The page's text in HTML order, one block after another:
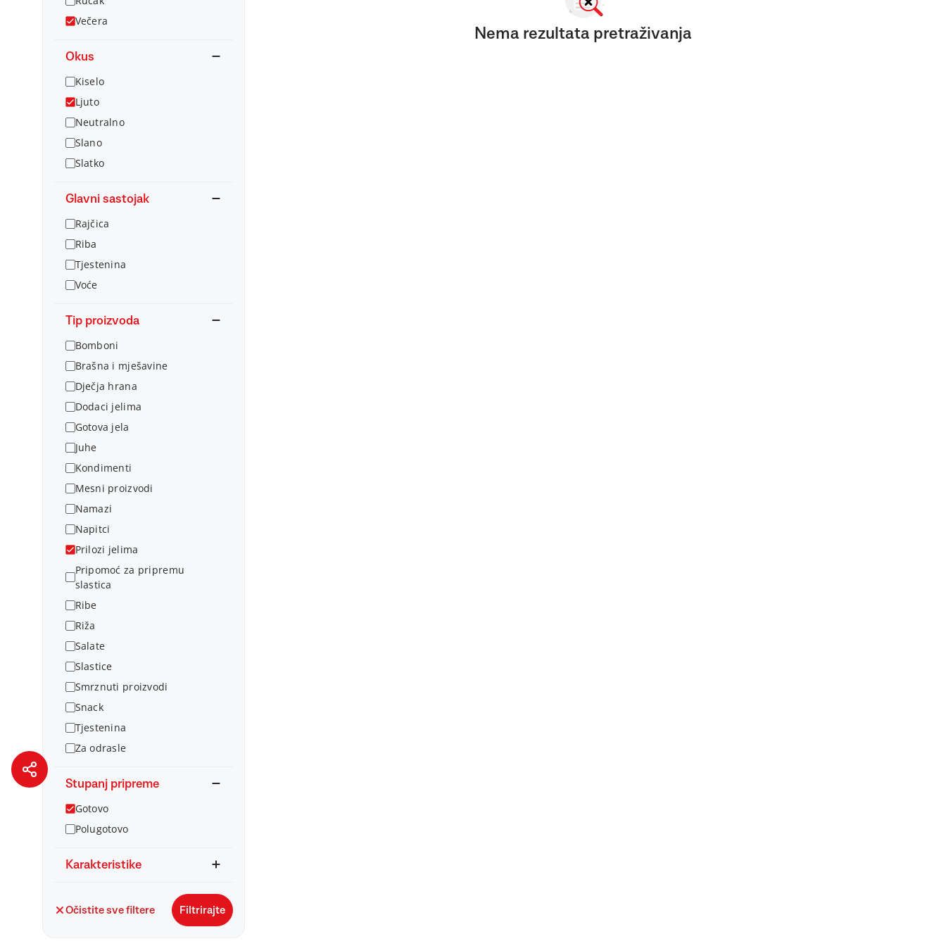
Večera
Okus
Kiselo
Ljuto
Neutralno
Slano
Slatko
Glavni sastojak
Rajčica
Riba
Tjestenina
Voće
Tip proizvoda
Bomboni
Brašna i mješavine
Dječja hrana
Dodaci jelima
Gotova jela
Juhe
Kondimenti
Mesni proizvodi
Namazi
Napitci
Prilozi jelima
Pripomoć za pripremu
slastica
Ribe
Riža
Salate
Slastice
Smrznuti proizvodi
Snack
Tjestenina
Za odrasle
Stupanj pripreme
Gotovo
Polugotovo
Karakteristike
Očistite sve filtere Filtrirajte
Nema rezultata pretraživanja